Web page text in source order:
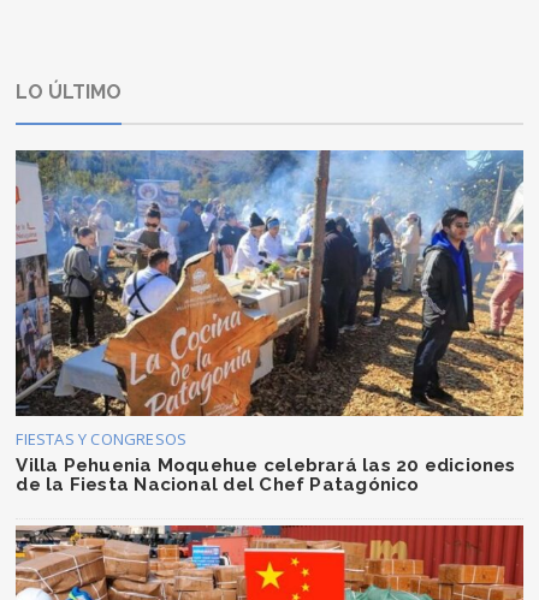
LO ÚLTIMO
FIESTAS Y CONGRESOS
Villa Pehuenia Moquehue celebrará las 20 ediciones
de la Fiesta Nacional del Chef Patagónico